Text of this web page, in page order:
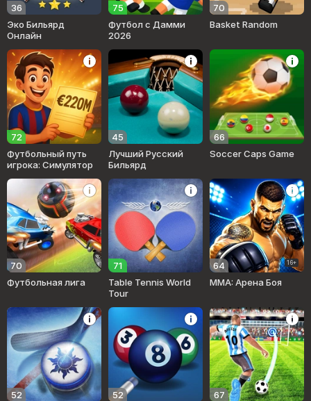
36
Эко Бильярд
Онлайн
75
Футбол с Дамми
2026
70
Basket Random
72
Футбольный путь
игрока: Симулятор
45
Лучший Русский
Бильярд
66
Soccer Caps Game
70
Футбольная лига
71
Table Tennis World
Tour
64 16+
ММА: Арена Боя
52
52
67